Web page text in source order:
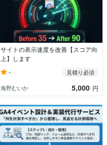
サイトの表示速度を改善【スコア向
上】します
-
見積り必須
海野むいか
5,000 円